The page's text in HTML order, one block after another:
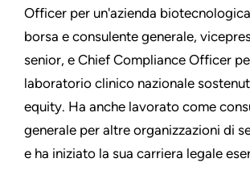
Officer per un'azienda
borsa e consulente generale,
senior, e Chief Compliance Officer
laboratorio clinico nazionale
equity. Ha anche lavorato come
generale per altre organizzazioni di
e ha iniziato la sua carriera legale